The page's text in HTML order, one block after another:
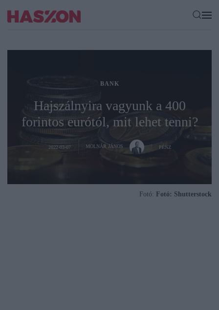
BANK
Hajszálnyira vagyunk a 400
forintos eurótól, mit lehet tenni?
2022-03-07 MOLNÁR JÁNOS PÉNZ
Fotó: Fotó: Shutterstock